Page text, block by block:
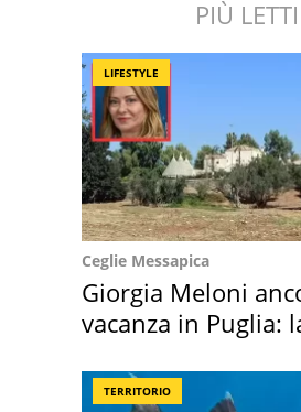
PIÙ LETTI
LIFESTYLE
Ceglie Messapica
Giorgia Meloni
vacanza in Puglia:
TERRITORIO